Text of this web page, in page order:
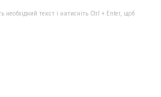
текст і натисніть Ctrl + Enter, щоб